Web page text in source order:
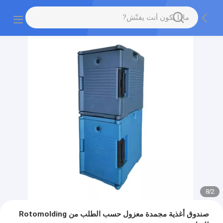
2
/
8
صندوق أغذية مجمدة معزول حسب الطلب من Rotomolding